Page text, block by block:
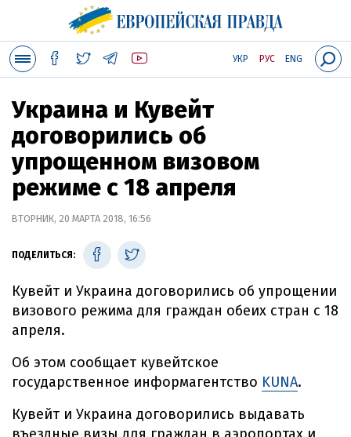
УКР РУС ENG
Украина и Кувейт
договорились об
упрощенном визовом
режиме с 18 апреля
ВТОРНИК, 20 МАРТА 2018, 16:56
ПОДЕЛИТЬСЯ:
Кувейт и Украина договорились об упрощении
визового режима для граждан обеих стран с 18
апреля.
Об этом сообщает кувейтское
государственное информагентство KUNA.
Кувейт и Украина договорились выдавать